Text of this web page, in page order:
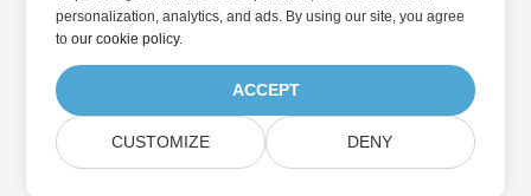
personalization, analytics, and ads. By using our site, you agree
toour cookie policy.
ACCEPT
CUSTOMIZE DENY